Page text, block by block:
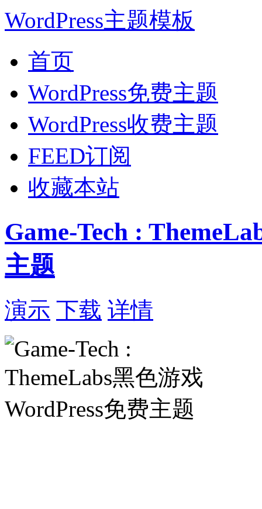
WordPress主题模板
首页
WordPress免费主题
WordPress收费主题
FEED订阅
收藏本站
Game-Tech :
主题
演示 下载 详情